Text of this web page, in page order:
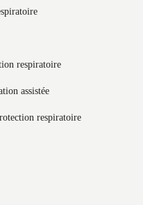
respiratoire
assistée
respiratoire